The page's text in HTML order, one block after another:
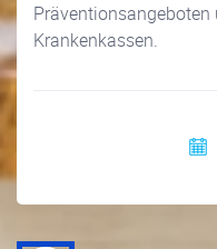
Krankenkassen.